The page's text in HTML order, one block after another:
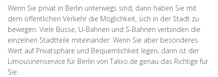
Wenn Sie privat in Berlin unterwegs sind, dann haben Sie mit
dem öffentlichen Verkehr die Möglichkeit, sich in der Stadt zu
bewegen. Viele Busse, U-Bahnen und S-Bahnen verbinden die
einzelnen Stadtteile miteinander. Wenn Sie aber besonderes
Wert auf Privatsphäre und Bequemlichkeit legen, dann ist der
Limousinenservice für Berlin von Talixo.de genau das Richtige für
Sie.